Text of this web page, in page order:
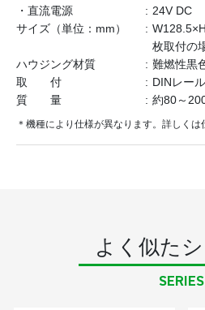
・直流電源
24V DC
サイズ（単位：mm）
枚取付の
ハウジング材質
難燃性黒
取 付
DINレー
質 量
約80～
＊機種により仕様が異なります。詳しくは
よく似た
SERIES